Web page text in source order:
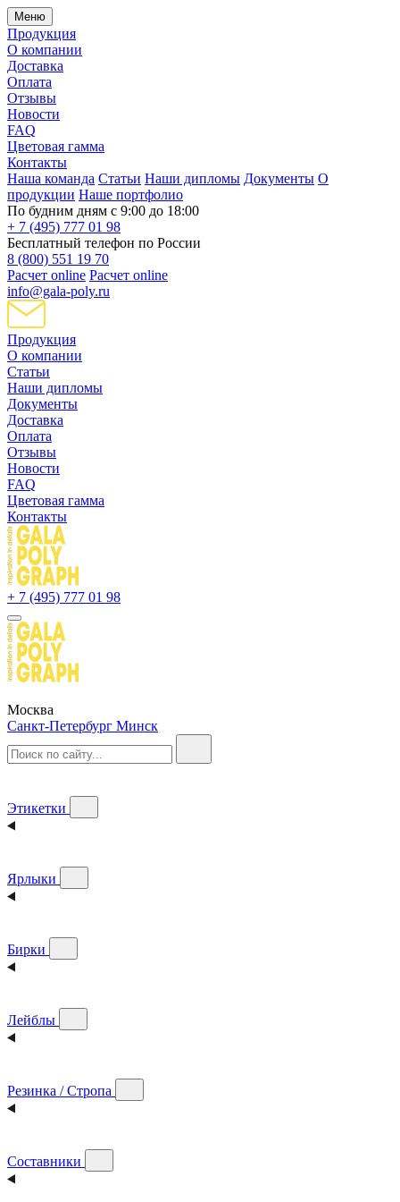
Меню
Продукция
О компании
Доставка
Оплата
Отзывы
Новости
FAQ
Цветовая гамма
Контакты
Наша команда Статьи Наши дипломы Документы О
продукции Наше портфолио
По будним дням с 9:00 до 18:00
+ 7 (495) 777 01 98
Бесплатный телефон по России
8 (800) 551 19 70
Расчет online Расчет online
info@gala-poly.ru
Продукция
О компании
Статьи
Наши дипломы
Документы
Доставка
Оплата
Отзывы
Новости
FAQ
Цветовая гамма
Контакты
+ 7 (495) 777 01 98
Москва
Санкт-Петербург Минск
Этикетки
Ярлыки
Бирки
Лейблы
Резинка / Стропа
Составники